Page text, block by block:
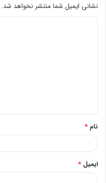
نشانی ایمیل شما منتشر نخواهد شد.
*
نام *
ایمیل *